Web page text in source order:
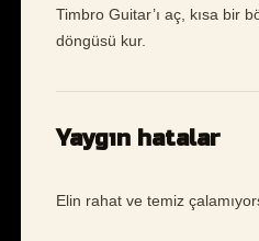
Timbro Guitar’ı aç, kısa bir
döngüsü kur.
Yaygın hatalar
Elin rahat ve temiz